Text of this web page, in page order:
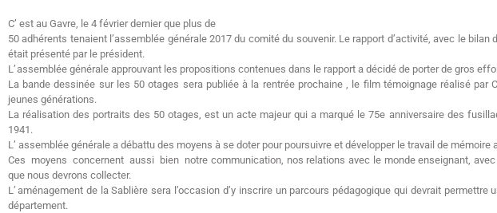
C’ est au Gavre, le 4 février dernier que plus de
50 adhérents tenaient l’assemblée générale 2017 du comité du souvenir. Le rapport d’activité, avec le
était présenté par le président.
L’ assemblée générale approuvant les propositions contenues dans le rapport a décidé de porter de gros
La bande dessinée sur les 50 otages sera publiée à la rentrée prochaine , le film témoignage réalisé par
jeunes générations.
La réalisation des portraits des 50 otages, est un acte majeur qui a marqué le 75e anniversaire des
1941.
L’ assemblée générale a débattu des moyens à se doter pour poursuivre et développer le travail de
Ces moyens concernent aussi bien notre communication, nos relations avec le monde enseignant,
que nous devrons collecter.
L’ aménagement de la Sablière sera l’occasion d’y inscrire un parcours pédagogique qui devrait
département.